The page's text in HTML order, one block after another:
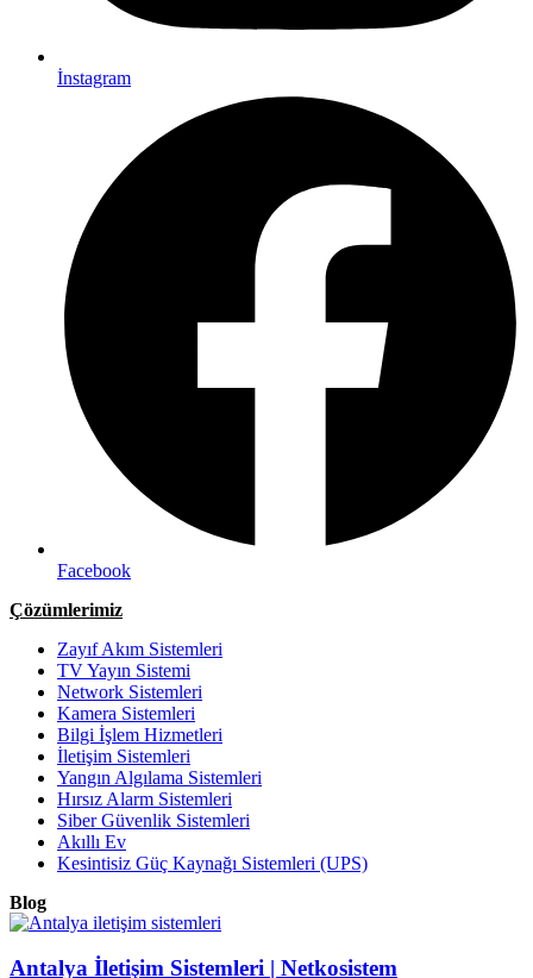
İnstagram
Facebook
Çözümlerimiz
Zayıf Akım Sistemleri
TV Yayın Sistemi
Network Sistemleri
Kamera Sistemleri
Bilgi İşlem Hizmetleri
İletişim Sistemleri
Yangın Algılama Sistemleri
Hırsız Alarm Sistemleri
Siber Güvenlik Sistemleri
Akıllı Ev
Kesintisiz Güç Kaynağı Sistemleri (UPS)
Blog
Antalya İletişim Sistemleri | Netkosistem